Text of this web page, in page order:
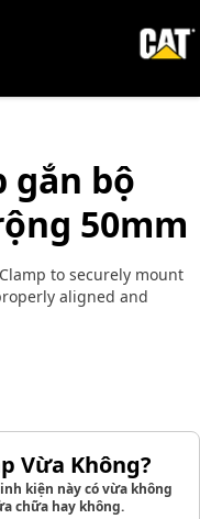
gắn bộ
50mm
to securely mount
aligned and
Vừa Không?
kiện này có vừa không
chữa hay không.